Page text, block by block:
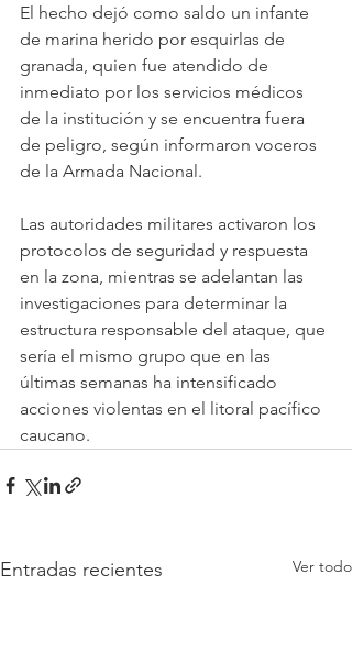
El hecho dejó como saldo un infante
de marina herido por esquirlas de
granada, quien fue atendido de
inmediato por los servicios médicos
de la institución y se encuentra fuera
de peligro, según informaron voceros
de la Armada Nacional.
Las autoridades militares activaron los
protocolos de seguridad y respuesta
en la zona, mientras se adelantan las
investigaciones para determinar la
estructura responsable del ataque, que
sería el mismo grupo que en las
últimas semanas ha intensificado
acciones violentas en el litoral pacífico
caucano.
Entradas recientes Ver todo